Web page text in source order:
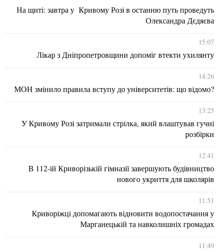
На щиті: завтра у Кривому Розі в останню путь проведуть
Олександра Дєдяєва
15:07
Лікар з Дніпропетровщини допоміг втекти ухилянту
14:26
МОН змінило правила вступу до університетів: що відомо?
13:25
У Кривому Розі затримали стрілка, який влаштував гучні
розбірки
12:41
В 112-ій Криворізькій гімназії завершують будівництво
нового укриття для школярів
11:51
Криворіжці допомагають відновити водопостачання у
Марганецькій та навколишніх громадах
11:49